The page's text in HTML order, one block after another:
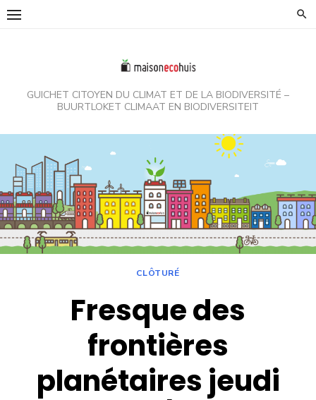
Skip
GUICHET CITOYEN DU CLIMAT ET DE LA BIODIVERSITÉ –
BUURTLOKET CLIMAAT EN BIODIVERSITEIT
CLÔTURÉ
Fresque des
frontières
planétaires jeudi